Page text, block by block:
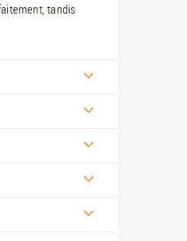
tandis